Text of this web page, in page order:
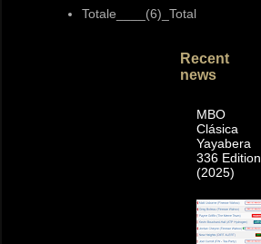
Totale____(6)_Total
Recent
news
MBO
Clásica
Yayabera
336 Edition
(2025)